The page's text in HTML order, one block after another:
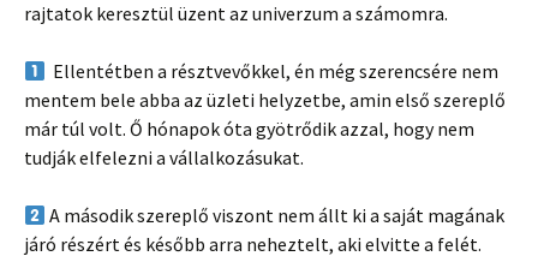
rajtatok keresztül üzent az univerzum a számomra.
Ellentétben a résztvevőkkel, én még szerencsére nem
mentem bele abba az üzleti helyzetbe, amin első szereplő
már túl volt. Ő hónapok óta gyötrődik azzal, hogy nem
tudják elfelezni a vállalkozásukat.
A második szereplő viszont nem állt ki a saját magának
járó részért és később arra neheztelt, aki elvitte a felét.